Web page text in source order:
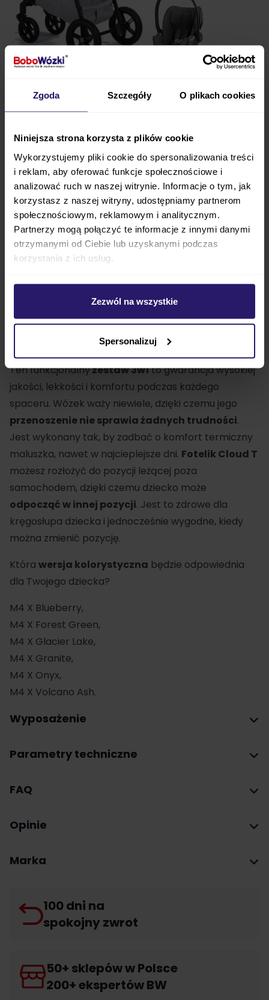
Zgoda Szczegóły O plikach cookies
Niniejsza strona korzysta z plików cookie
Wykorzystujemy pliki cookie do spersonalizowania treści
i reklam, aby oferować funkcje społecznościowe i
analizować ruch w naszej witrynie. Informacje o tym, jak
korzystasz z naszej witryny, udostępniamy partnerom
społecznościowym, reklamowym i analitycznym.
Partnerzy mogą połączyć te informacje z innymi danymi
otrzymanymi od Ciebie lub uzyskanymi podczas
korzystania z ich usług.
Zezwól na wszystkie
Spersonalizuj
spacerowy pozwoli Ci na wygodne
spacery niemal
po każdym podłożu
amortyzacji i bezobsługowe koła pozwolą
wózka znajduje się
kosz zakupowy
, do którego
możesz włożyć zakupy zrobione podczas spacerów
lub też dodatkowe akcesoria. Do stelaża wózka za
pomocądodatkowych adapterów możesz wpiąć
fotelik Cloud T .
W samochodzie fotelik mocuje się
kierunku drzwi samochodu, dzięki czemu
włożysz dziecko do fotelika i wyciągniesz z
Ten funkcjonalnyzestaw 3w1to gwarancja wysokiej
jakości, lekkości i komfortu podczas każdego
spaceru. Wózek waży niewiele, dzięki czemu jego
przenoszenie nie sprawia żadnych trudności.
Jest wykonany tak, by zadbać o komfort termiczny
maluszka, nawet w najcieplejsze dni. Fotelik Cloud T
możesz rozłożyć do pozycji leżącej poza
samochodem, dzięki czemu dziecko może
odpocząć w innej pozycji. Jest to zdrowe dla
kręgosłupa dziecka i jednocześnie wygodne, kiedy
można zmienić pozycję.
Która wersja kolorystyczna będzie odpowiednia
dla Twojego dziecka?
M4 X Blueberry,
M4 X Forest Green,
M4 X Glacier Lake,
M4 X Granite,
M4 X Onyx,
M4 X Volcano Ash.
Wyposażenie
Parametry techniczne
FAQ
Opinie
Marka
100 dni na
spokojny zwrot
50+ sklepów w Polsce
200+ ekspertów BW